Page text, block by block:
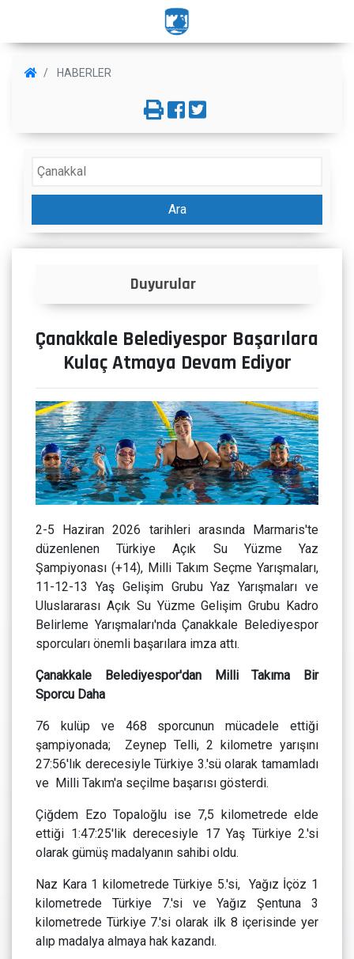
HABERLER
Ara
İlanlar
Çanakkale Belediyespor Başarılara
Kulaç Atmaya Devam Ediyor
2-5 Haziran 2026 tarihleri arasında Marmaris'te
düzenlenen Türkiye Açık Su Yüzme Yaz
Şampiyonası (+14), Milli Takım Seçme Yarışmaları,
11-12-13 Yaş Gelişim Grubu Yaz Yarışmaları ve
Uluslararası Açık Su Yüzme Gelişim Grubu Kadro
Belirleme Yarışmaları'nda Çanakkale Belediyespor
sporcuları önemli başarılara imza attı.
Çanakkale Belediyespor'dan Milli Takıma Bir
Sporcu Daha
76 kulüp ve 468 sporcunun mücadele ettiği
şampiyonada; Zeynep Telli, 2 kilometre yarışını
27:56'lık derecesiyle Türkiye 3.'sü olarak tamamladı
ve Milli Takım'a seçilme başarısı gösterdi.
Çiğdem Ezo Topaloğlu ise 7,5 kilometrede elde
ettiği 1:47:25'lik derecesiyle 17 Yaş Türkiye 2.'si
olarak gümüş madalyanın sahibi oldu.
Naz Kara 1 kilometrede Türkiye 5.'si, Yağız İçöz 1
kilometrede Türkiye 7.'si ve Yağız Şentuna 3
kilometrede Türkiye 7.'si olarak ilk 8 içerisinde yer
alıp madalya almaya hak kazandı.